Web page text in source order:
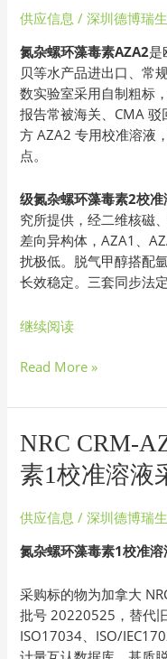
供应信息 /深圳德博瑞
氮杂螺环藻毒素AZA2是
贝等水产品进出口、常
数实验室采用自制粗标
报告常被海关、CMA 驳
方 AZA2 专用校准溶液
点。
级氮杂螺环藻毒素2校
究所提供，经二维核磁
差向异构体，AZA1、
扰极低。脱气甲醇搭配
长效稳定。三套同步法
继续阅读
首
选
–
NRC
CRM-
AZA2-
c
一
氮
杂
螺
环
藻
素
校
溶
Read More »
NRC CRM-
素1校准溶液
供应信息 /深圳德博瑞
氮杂螺环藻毒素1校准
采购标的物为加拿大
批号 20220525，替代
ISO17034、ISO/
NRC
CRM-
AZA1-
氮
杂
螺
藻
毒
素